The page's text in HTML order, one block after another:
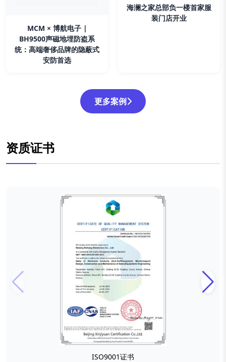
MCM × 博航电子 |
BH9500声磁地埋防盗系
统：高端奢侈品牌的隐蔽式
安防首选
海澜之家总部负一楼首家服
装门店开业
更多案例
资质证书
ISO9001证书